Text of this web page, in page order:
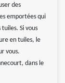
des
emportées qui
Si vous
en tuiles, le
vous.
dans le